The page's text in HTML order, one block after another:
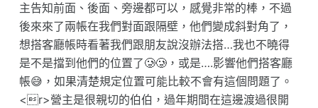
主告知前面、後面、旁邊都可以，感覺非常的棒，不過
後來來了兩帳在我們對面跟隔壁，他們變成斜對角了，
想搭客廳帳時看著我們跟朋友說沒辦法搭…我也不曉得
是不是擋到他們的位置了🥲🥲，或是….影響他們搭客廳
帳😅，如果清楚規定位置可能比較不會有這個問題了。
<r>營主是很親切的伯伯，過年期間在這邊渡過很開